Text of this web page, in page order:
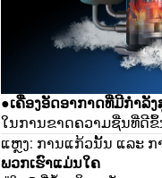
●ເຄື່ອງອັດອາກາດທີ່ມີກຳລັ
ໃນການຂາດຄວາມຊື່ນທີ່ດີ
ແຫຼງ: ການແກ້ວນັ້ນ ແລະ ກ
ພວກເຮົາແມ່ນໃຄ